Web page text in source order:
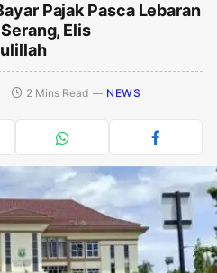
Pajak Pasca Lebaran
Elis
2 Mins Read NEWS